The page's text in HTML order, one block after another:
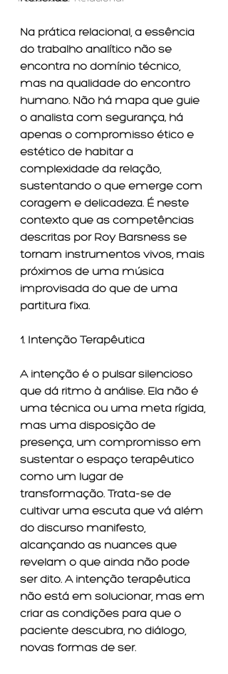
Na prática relacional, a essência
do trabalho analítico não se
encontra no domínio técnico,
mas na qualidade do encontro
humano. Não há mapa que guie
o analista com segurança; há
apenas o compromisso ético e
estético de habitar a
complexidade da relação,
sustentando o que emerge com
coragem e delicadeza. É neste
contexto que as competências
descritas por Roy Barsness se
tornam instrumentos vivos, mais
próximos de uma música
improvisada do que de uma
partitura fixa.
1. Intenção Terapêutica
A intenção é o pulsar silencioso
que dá ritmo à análise. Ela não é
uma técnica ou uma meta rígida,
mas uma disposição de
presença, um compromisso em
sustentar o espaço terapêutico
como um lugar de
transformação. Trata-se de
cultivar uma escuta que vá além
do discurso manifesto,
alcançando as nuances que
revelam o que ainda não pode
ser dito. A intenção terapêutica
não está em solucionar, mas em
criar as condições para que o
paciente descubra, no diálogo,
novas formas de ser.